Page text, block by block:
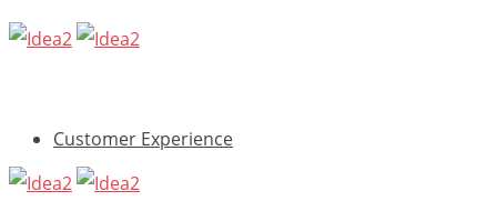
Customer Experience